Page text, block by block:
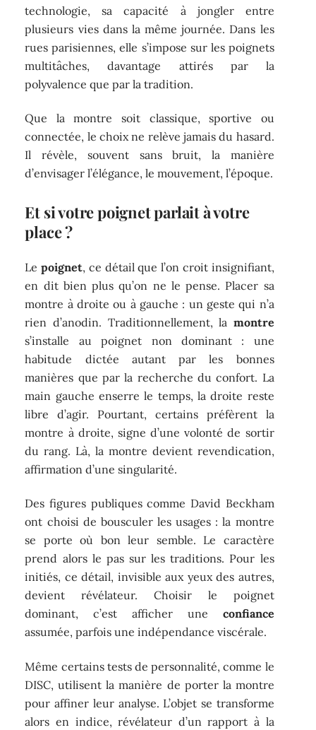
technologie, sa capacité à jongler entre
plusieurs vies dans la même journée. Dans les
rues parisiennes, elle s’impose sur les poignets
multitâches, davantage attirés par la
polyvalence que par la tradition.
Que la montre soit classique, sportive ou
connectée, le choix ne relève jamais du hasard.
Il révèle, souvent sans bruit, la manière
d’envisager l’élégance, le mouvement, l’époque.
Et si votre poignet parlait à votre
place ?
Lepoignet, ce détail que l’on croit insignifiant,
en dit bien plus qu’on ne le pense. Placer sa
montre à droite ou à gauche : un geste qui n’a
rien d’anodin. Traditionnellement, la montre
s’installe au poignet non dominant : une
habitude dictée autant par les bonnes
manières que par la recherche du confort. La
main gauche enserre le temps, la droite reste
libre d’agir. Pourtant, certains préfèrent la
montre à droite, signe d’une volonté de sortir
du rang. Là, la montre devient revendication,
affirmation d’une singularité.
Des figures publiques comme David Beckham
ont choisi de bousculer les usages : la montre
se porte où bon leur semble. Le caractère
prend alors le pas sur les traditions. Pour les
initiés, ce détail, invisible aux yeux des autres,
devient révélateur. Choisir le poignet
dominant, c’est afficher une confiance
assumée, parfois une indépendance viscérale.
Même certains tests de personnalité, comme le
DISC, utilisent la manière de porter la montre
pour affiner leur analyse. L’objet se transforme
alors en indice, révélateur d’un rapport à la